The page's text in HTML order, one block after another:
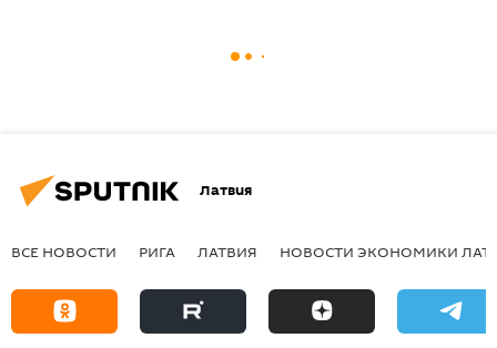
Латвия
ВСЕ НОВОСТИ РИГА ЛАТВИЯ НОВОСТИ ЭКОНОМИКИ